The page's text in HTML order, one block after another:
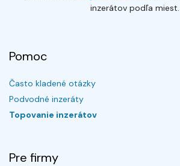
inzerátov podľa miest.
Pomoc
Často kladené otázky
Podvodné inzeráty
Topovanie inzerátov
Pre firmy